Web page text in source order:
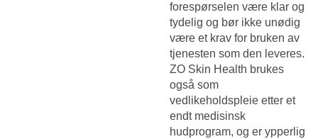
forespørselen være klar og
tydelig og bør ikke unødig
være et krav for bruken av
tjenesten som den leveres.
ZO Skin Health brukes
også som
vedlikeholdspleie etter et
endt medisinsk
hudprogram, og er ypperlig